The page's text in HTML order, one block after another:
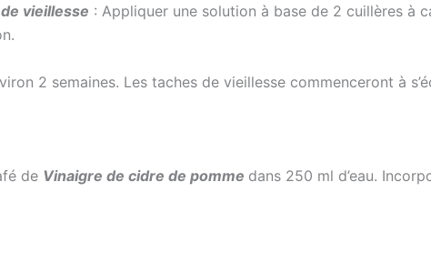
vieillesse : Appliquer une solution à base de 2 cuillères à
2 semaines. Les taches de vieillesse commenceront à
de Vinaigre de cidre de pomme dans 250 ml d’eau.